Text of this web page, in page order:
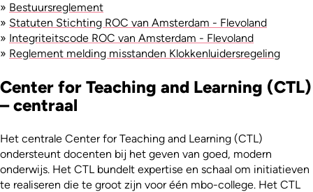
» Bestuursreglement
» Statuten Stichting ROC van Amsterdam - Flevoland
» Integriteitscode ROC van Amsterdam - Flevoland
» Reglement melding misstanden Klokkenluidersregeling
Center for Teaching and Learning (CTL)
– centraal
Het centrale Center for Teaching and Learning (CTL)
ondersteunt docenten bij het geven van goed, modern
onderwijs. Het CTL bundelt expertise en schaal om initiatieven
te realiseren die te groot zijn voor één mbo-college. Het CTL